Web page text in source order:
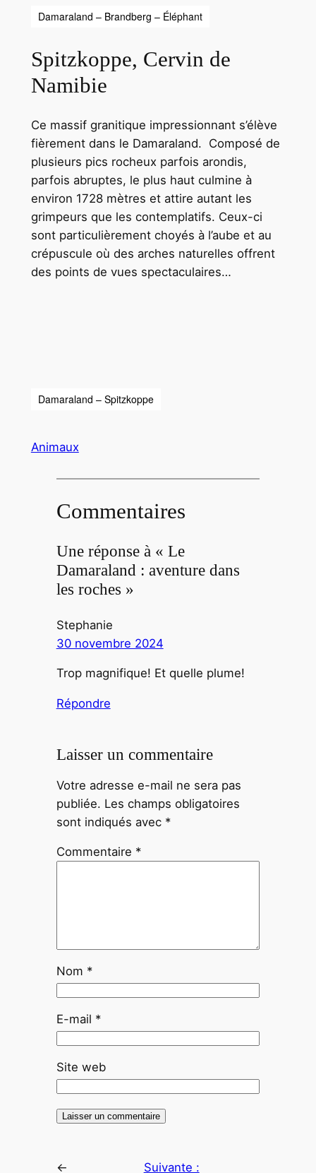
Damaraland – Brandberg – Éléphant
Spitzkoppe, Cervin de
Namibie
Ce massif granitique impressionnant s’élève
fièrement dans le Damaraland. Composé de
plusieurs pics rocheux parfois arondis,
parfois abruptes, le plus haut culmine à
environ 1728 mètres et attire autant les
grimpeurs que les contemplatifs. Ceux-ci
sont particulièrement choyés à l’aube et au
crépuscule où des arches naturelles offrent
des points de vues spectaculaires…
Damaraland – Spitzkoppe
Animaux
Commentaires
Une réponse à « Le
Damaraland : aventure dans
les roches »
Stephanie
30 novembre 2024
Trop magnifique! Et quelle plume!
Répondre
Laisser un commentaire
Votre adresse e-mail ne sera pas
publiée. Les champs obligatoires
sont indiqués avec *
Commentaire *
Nom *
E-mail *
Site web
← Suivante :